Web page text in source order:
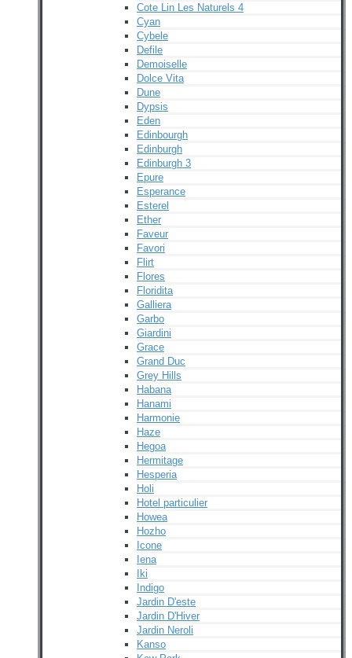
Cote Lin Les Naturels 4
Cyan
Cybele
Defile
Demoiselle
Dolce Vita
Dune
Dypsis
Eden
Edinbourgh
Edinburgh
Edinburgh 3
Epure
Esperance
Esterel
Ether
Faveur
Favori
Flirt
Flores
Floridita
Galliera
Garbo
Giardini
Grace
Grand Duc
Grey Hills
Habana
Hanami
Harmonie
Haze
Hegoa
Hermitage
Hesperia
Holi
Hotel particulier
Howea
Hozho
Icone
Iena
Iki
Indigo
Jardin D'este
Jardin D'Hiver
Jardin Neroli
Kanso